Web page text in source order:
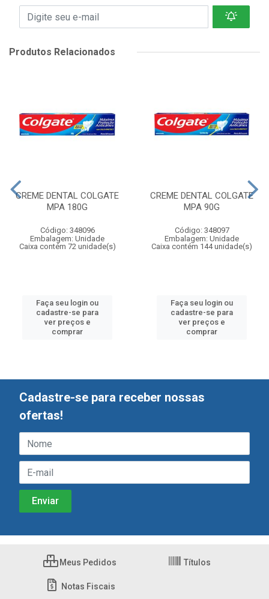
Produtos Relacionados
CREME DENTAL COLGATE
MPA 180G
Código: 348096
Embalagem: Unidade
Caixa contém 72 unidade(s)
Faça seu login ou
cadastre-se para
ver preços e
comprar
CREME DENTAL COLGATE
MPA 90G
Código: 348097
Embalagem: Unidade
Caixa contém 144 unidade(s)
Faça seu login ou
cadastre-se para
ver preços e
comprar
Cadastre-se para receber nossas
ofertas!
Meus Pedidos Títulos
Notas Fiscais